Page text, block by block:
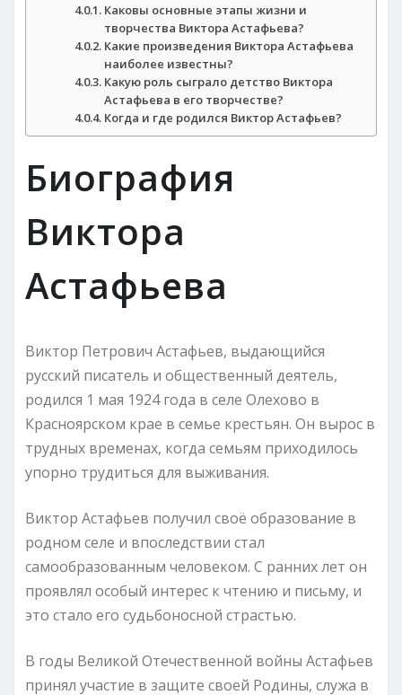
Каковы основные этапы жизни и
творчества Виктора Астафьева?
Какие произведения Виктора Астафьева
наиболее известны?
Какую роль сыграло детство Виктора
Астафьева в его творчестве?
Когда и где родился Виктор Астафьев?
Биография
Виктора
Астафьева
Виктор Петрович Астафьев, выдающийся
русский писатель и общественный деятель,
родился 1 мая 1924 года в селе Олехово в
Красноярском крае в семье крестьян. Он вырос в
трудных временах, когда семьям приходилось
упорно трудиться для выживания.
Виктор Астафьев получил своё образование в
родном селе и впоследствии стал
самообразованным человеком. С ранних лет он
проявлял особый интерес к чтению и письму, и
это стало его судьбоносной страстью.
В годы Великой Отечественной войны Астафьев
принял участие в защите своей Родины, служа в